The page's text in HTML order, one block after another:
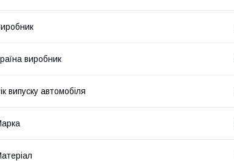
виробник
випуску автомобіля